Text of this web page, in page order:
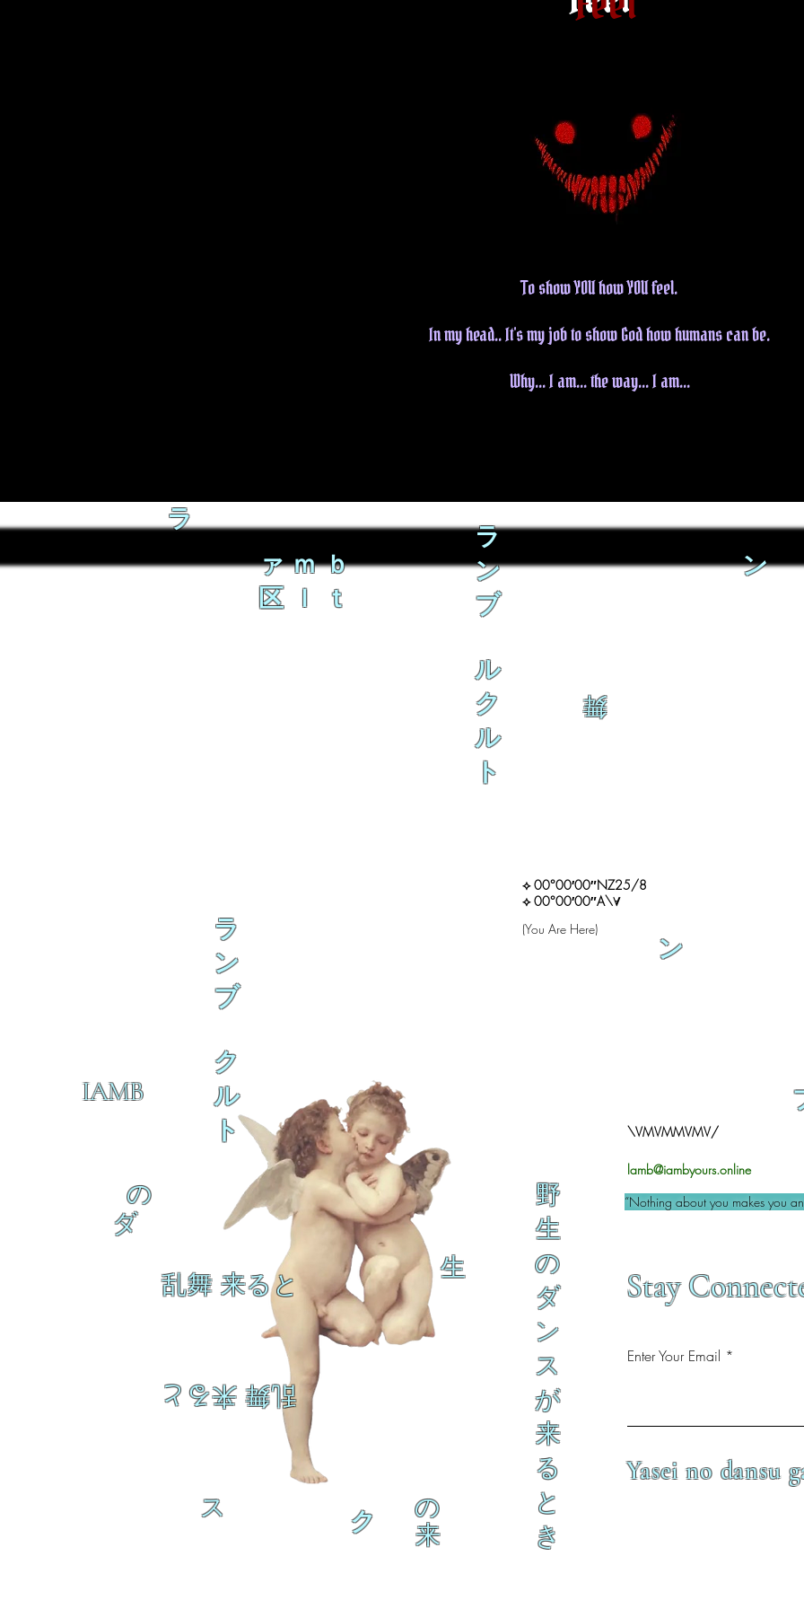
To show YOU how YOU feel.
In my head.. It's my job to show God how humans can be.
Why... I am... the way... I am...
ラ
ァｍｂ
区ｌｔ
ラ
ン
ブ
ル
ク
ル
ト
舞
ン
IAMB
乱舞 来ると
乱舞 来ると
ク
生
の
ダ
ス
の
来
\VMVMMVMV/
lamb@iambyours.online
野
生
の
ダ
ン
ス
が
来
る
と
き
“Nothing about you makes you
Stay
Enter Your Email
Yasei no dansu
ラ
ン
ブ
ク
ル
ト
ン
⟡ 00°00′00″NZ25/8
⟡ 00°00′00″A\∀
(You Are Here)